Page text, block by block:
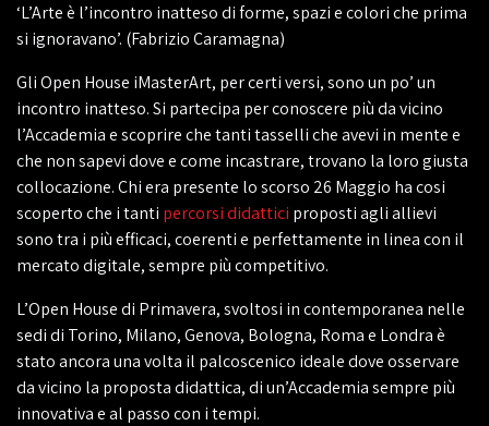
‘L’Arte è l’incontro inatteso di forme, spazi e colori che prima
si ignoravano’. (Fabrizio Caramagna)
Gli Open House iMasterArt, per certi versi, sono un po’ un
incontro inatteso. Si partecipa per conoscere più da vicino
l’Accademia e scoprire che tanti tasselli che avevi in mente e
che non sapevi dove e come incastrare, trovano la loro giusta
collocazione. Chi era presente lo scorso 26 Maggio ha cosi
scoperto che i tanti percorsi didattici proposti agli allievi
sono tra i più efficaci, coerenti e perfettamente in linea con il
mercato digitale, sempre più competitivo.
L’Open House di Primavera, svoltosi in contemporanea nelle
sedi di Torino, Milano, Genova, Bologna, Roma e Londra è
stato ancora una volta il palcoscenico ideale dove osservare
da vicino la proposta didattica, di un’Accademia sempre più
innovativa e al passo con i tempi.